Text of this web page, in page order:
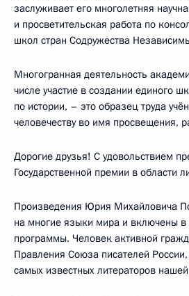
заслуживает его многолетняя
и просветительская работа по
школ стран Содружества
Многогранная деятельность
числе участие в создании единого
по истории, – это образец труда
человечеству во имя просвещения,
Дорогие друзья! С удовольствием
Государственной премии в области
Произведения Юрия Михайловича
на многие языки мира и включены в
программы. Человек активной
Правления Союза писателей
самых известных литераторов